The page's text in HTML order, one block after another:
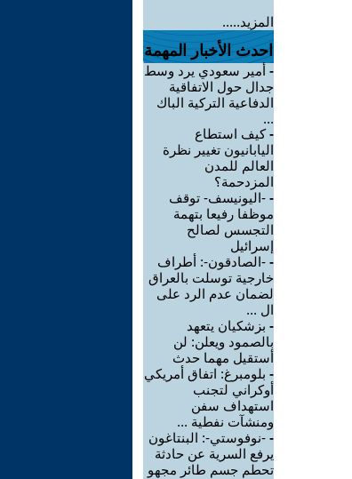
المزيد.....
احدث الأخبار المهمة
- أمير سعودي يرد وسط
جدال حول الاتفاقية
الدفاعية التركية الباك
...
-كيف استطاع
اليابانيون تغيير نظرة
العالم للمدن
المزدحمة؟
- -اليونيسف- توقف
موظفا رفيعا بتهمة
التجسس لصالح
إسرائيل
- -الصادقون-: أطراف
خارجية توسلت بالعراق
لضمان عدم الرد على
ال ...
- بزشكيان يتعهد
بالصمود ويعلن: لن
أستقيل مهما حدث
- بلومبرغ: اتفاق أمريكي
أوكراني لتجنب
استهداف سفن
ومنشآت نفطية ...
- -نوفوستي-: البنتاغون
يرفع السرية عن حادثة
تحطم جسم طائر مجهو